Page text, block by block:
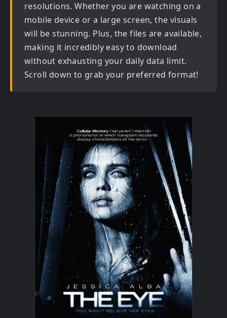
resolutions. Whether you are watching on a
mobile device or a large screen, the visuals
will be stunning. Plus, the files are available,
making it incredibly easy to download
without exhausting your daily data limit.
Scroll down to grab your preferred format!